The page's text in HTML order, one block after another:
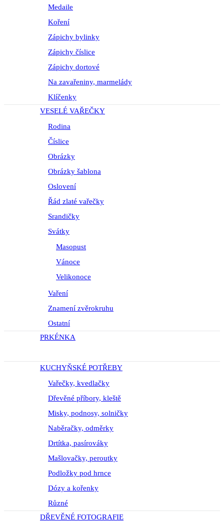
Medaile
Koření
Zápichy bylinky
Zápichy číslice
Zápichy dortové
Na zavařeniny, marmelády
Klíčenky
VESELÉ VAŘEČKY
Rodina
Číslice
Obrázky
Obrázky šablona
Oslovení
Řád zlaté vařečky
Srandičky
Svátky
Masopust
Vánoce
Velikonoce
Vaření
Znamení zvěrokruhu
Ostatní
PRKÉNKA
KUCHYŇSKÉ POTŘEBY
Vařečky, kvedlačky
Dřevěné příbory, kleště
Misky, podnosy, solničky
Naběračky, odměrky
Drtítka, pasírováky
Mašlovačky, peroutky
Podložky pod hrnce
Dózy a kořenky
Různé
DŘEVĚNÉ FOTOGRAFIE